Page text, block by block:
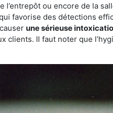
l’entrepôt ou encore de la
favorise des détections
une sérieuse
clients. Il faut noter que